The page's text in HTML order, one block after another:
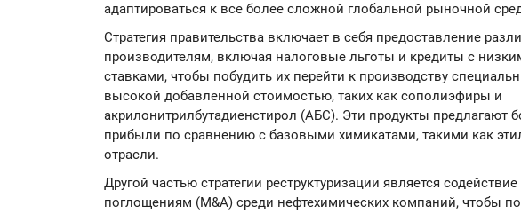
адаптироваться к все более сложной глобальной рыночной
Стратегия правительства включает в себя предоставление
производителям, включая налоговые льготы и кредиты с
ставками, чтобы побудить их перейти к производству
высокой добавленной стоимостью, таких как сополиэфиры и
акрилонитрилбутадиенстирол (АБС). Эти продукты предлагают
прибыли по сравнению с базовыми химикатами, такими как
отрасли.
Другой частью стратегии реструктуризации является
поглощениям (M&A) среди нефтехимических компаний, чтобы